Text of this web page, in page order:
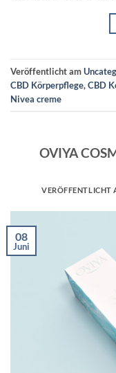
Veröffentlicht am
CBD Körperpflege,CBD
Nivea creme
OVIYA
VERÖFFENTLICHT
08
Juni